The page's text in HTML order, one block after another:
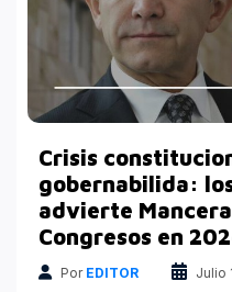
Crisis
gobernabilida:
advierte
Congresos en
Por EDITOR Julio
Internacional
Deportes
Columnas invitadas
Finanzas
Atrapados en las
Columnas Político
Principales medios